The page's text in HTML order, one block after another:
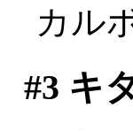
カル
#3 キ